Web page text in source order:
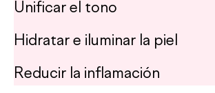
Unificar el tono
Hidratar e iluminar la piel
Reducir la inflamación